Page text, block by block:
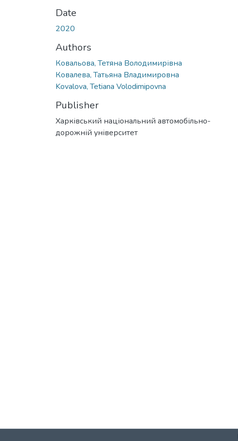
Date
2020
Authors
Ковальова, Тетяна Володимирівна
Ковалева, Татьяна Владимировна
Kovalova, Tetiana Volodimipovna
Publisher
Харківський національний автомобільно-
дорожній університет